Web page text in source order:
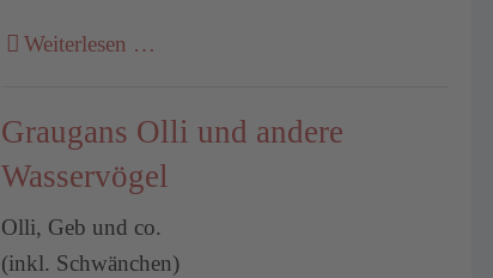
Weiterlesen …
Graugans Olli und andere
Wasservögel
Olli, Geb und co.
(inkl. Schwänchen)